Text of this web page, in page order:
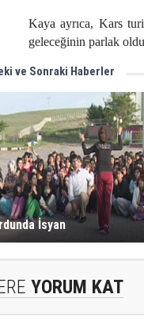
Kaya ayrıca, Kars
geleceğinin parlak
ve Sonraki Haberler
İsyan
YORUM KAT